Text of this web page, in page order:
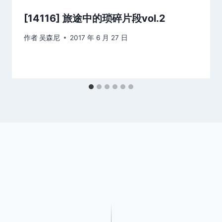
[14116] 旅途中的琐碎片段vol.2
作者吴森尼 2017 年 6 月 27 日